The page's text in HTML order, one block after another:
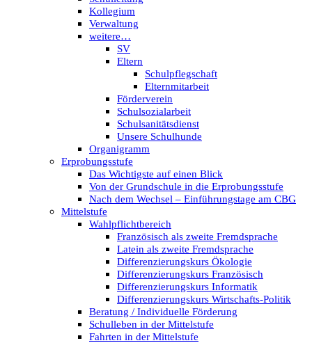
Kollegium
Verwaltung
weitere…
SV
Eltern
Schulpflegschaft
Elternmitarbeit
Förderverein
Schulsozialarbeit
Schulsanitätsdienst
Unsere Schulhunde
Organigramm
Erprobungsstufe
Das Wichtigste auf einen Blick
Von der Grundschule in die Erprobungsstufe
Nach dem Wechsel – Einführungstage am CBG
Mittelstufe
Wahlpflichtbereich
Französisch als zweite Fremdsprache
Latein als zweite Fremdsprache
Differenzierungskurs Ökologie
Differenzierungskurs Französisch
Differenzierungskurs Informatik
Differenzierungskurs Wirtschafts-Politik
Beratung / Individuelle Förderung
Schulleben in der Mittelstufe
Fahrten in der Mittelstufe